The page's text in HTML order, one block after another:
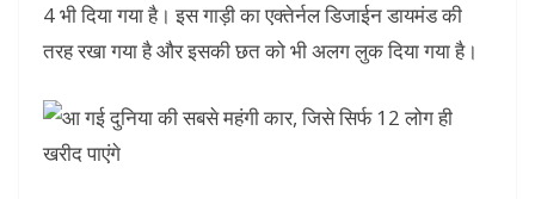
4 भी दिया गया है। इस गाड़ी का एक्तेर्नल डिजाईन डायमंड की
तरह रखा गया है और इसकी छत को भी अलग लुक दिया गया है।